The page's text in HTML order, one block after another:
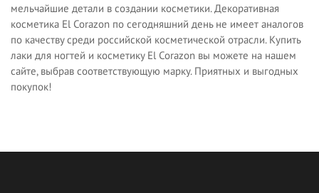
мельчайшие детали в создании косметики. Декоративная
косметика El Corazon по сегодняшний день не имеет аналогов
по качеству среди российской косметической отрасли. Купить
лаки для ногтей и косметику El Corazon вы можете на нашем
сайте, выбрав соответствующую марку. Приятных и выгодных
покупок!